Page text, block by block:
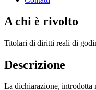
A chi è rivolto
Titolari di diritti reali di
Descrizione
La dichiarazione, introdotta